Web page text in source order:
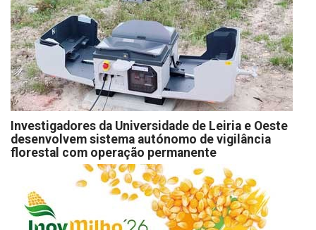
Investigadores da Universidade de Leiria e Oeste
desenvolvem sistema autónomo de vigilância
florestal com operação permanente